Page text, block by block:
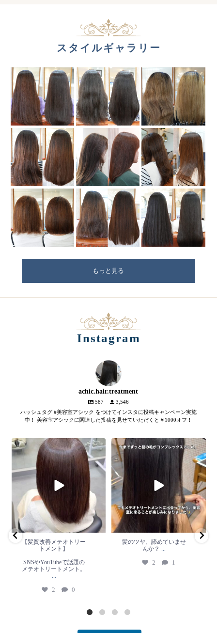
スタイルギャラリー
もっと見る
Instagram
achic.hair.treatment
587
3,546
ハッシュタグ #美容室アシック をつけてインスタに投稿キャンペーン実施
中！ 美容室アシックに関連した投稿を見せていただくと￥1000オフ！
【髪質改善メテオトリートメン
SNSやYouTubeで話題のメテオト
リートメント。
2 0
【髪質改善メテオトリー
トメント】
SNSやYouTubeで話題の
メテオトリートメント。
...
2 0
髪のツヤ、諦めていません
1
髪のツヤ、諦めていませ
んか？ ...
2 1